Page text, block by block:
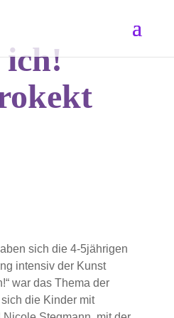
ich!
sich die 4-5jährigen
intensiv der Kunst
war das Thema der
die Kinder mit